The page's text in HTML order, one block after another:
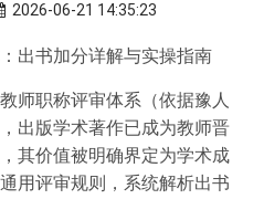
2026-06-21 14:35:23
出书加分详解与实操指南
师职称评审体系（依据豫人
出版学术著作已成为教师晋
其价值被明确界定为学术成
用评审规则，系统解析出书